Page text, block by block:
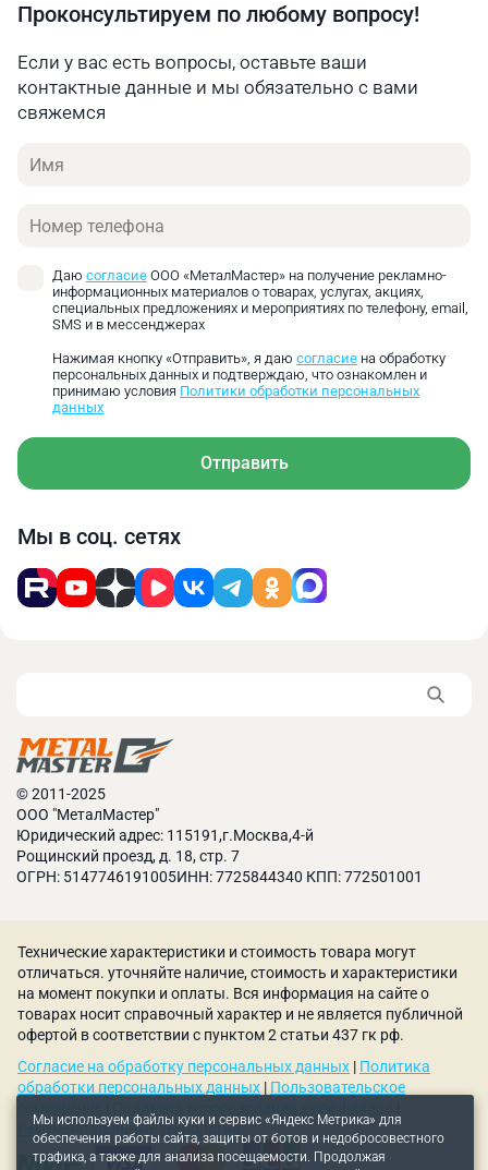
Проконсультируем по любому вопросу!
Если у вас есть вопросы, оставьте ваши
контактные данные и мы обязательно с вами
свяжемся
Имя
Телефон
Даю согласие ООО «МеталМастер» на получение рекламно-
информационных материалов о товарах, услугах, акциях,
специальных предложениях и мероприятиях по телефону, email,
SMS и в мессенджерах
Нажимая кнопку «Отправить», я даю согласие на обработку
персональных данных и подтверждаю, что ознакомлен и
принимаю условия Политики обработки персональных
данных
Отправить
Мы в соц. сетях
© 2011-2025
ООО "МеталМастер"
Юридический адрес: 115191,г.Москва,4-й
Рощинский проезд, д. 18, стр. 7
ОГРН: 5147746191005ИНН: 7725844340 КПП: 772501001
Мы используем файлы куки и сервис «Яндекс Метрика» для
обеспечения работы сайта, защиты от ботов и недобросовестного
трафика, а также для анализа посещаемости. Продолжая
Технические характеристики и стоимость товара могут
отличаться. уточняйте наличие, стоимость и характеристики
на момент покупки и оплаты. Вся информация на сайте о
товарах носит справочный характер и не является публичной
офертой в соответствии с пунктом 2 статьи 437 гк рф.
Согласие на обработку персональных данных | Политика
обработки персональных данных | Пользовательское
Рекомендательные технологии